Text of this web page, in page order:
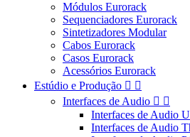
Módulos Eurorack
Sequenciadores Eurorack
Sintetizadores Modular
Cabos Eurorack
Casos Eurorack
Acessórios Eurorack
Estúdio e Produção  
Interfaces de Audio  
Interfaces de Audio
Interfaces de Audio